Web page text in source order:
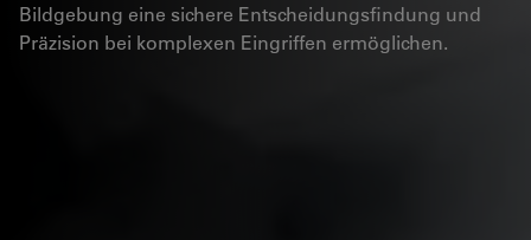
Bildgebung eine sichere Entscheidungsfindung und
Präzision bei komplexen Eingriffen ermöglichen.